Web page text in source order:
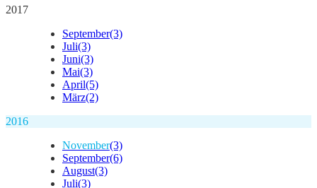
2017
September(3)
Juli(3)
Juni(3)
Mai(3)
April(5)
März(2)
2016
November(3)
September(6)
August(3)
Juli(3)